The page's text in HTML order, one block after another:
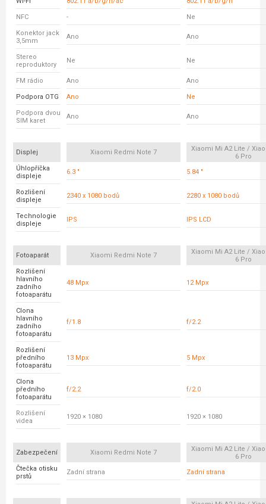
NFC - Ne
Konektor jack
3,5mm
Ano Ano
Stereo
reproduktory
Ne Ne
FM rádio Ano Ano
Podpora OTG Ano Ne
Podpora dvou
SIM karet
Ano Ano
Displej Xiaomi Redmi Note 7
Xiaomi Mi A2 Lite /
6 Pro
Úhlopříčka
displeje
6.3 " 5.84 "
Rozlišení
displeje
2340 x 1080 bodů 2280 x 1080 bodů
Technologie
displeje
IPS IPS LCD
Fotoaparát Xiaomi Redmi Note 7
Xiaomi Mi A2 Lite /
6 Pro
Rozlišení
hlavního
zadního
fotoaparátu
48 Mpx 12 Mpx
Clona
hlavního
zadního
fotoaparátu
f/1.8 f/2.2
Rozlišení
předního
fotoaparátu
13 Mpx 5 Mpx
Clona
předního
fotoaparátu
f/2.2 f/2.0
Rozlišení
videa
1920 × 1080 1920 × 1080
Zabezpečení Xiaomi Redmi Note 7
Xiaomi Mi A2 Lite /
6 Pro
Čtečka otisku
prstů
Zadní strana Zadní strana